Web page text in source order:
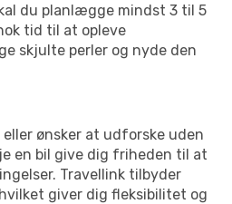
du planlægge mindst 3 til 5
tid til at opleve
skjulte perler og nyde den
ønsker at udforske uden
en bil give dig friheden til at
Travellink tilbyder
giver dig fleksibilitet og